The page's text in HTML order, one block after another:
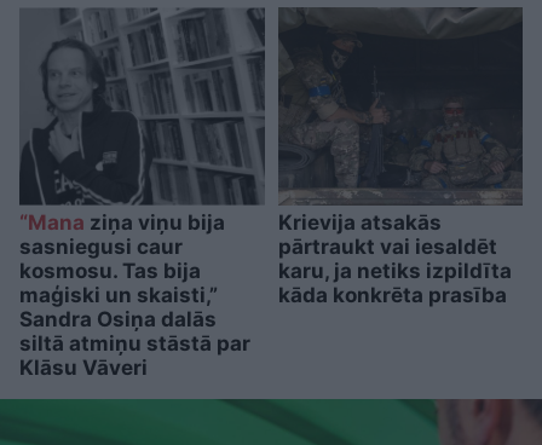
“Mana ziņa viņu bija
sasniegusi caur
kosmosu. Tas bija
maģiski un skaisti,”
Sandra Osiņa dalās
siltā atmiņu stāstā par
Klāsu Vāveri
Krievija atsakās
pārtraukt vai iesaldēt
karu, ja netiks izpildīta
kāda konkrēta prasība